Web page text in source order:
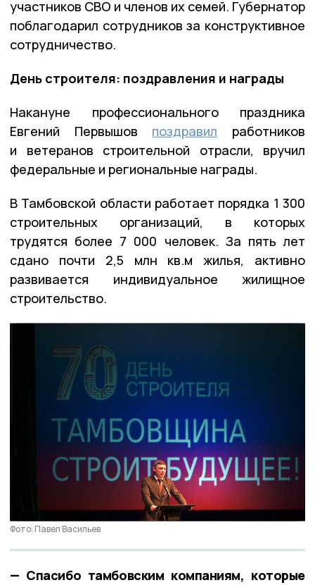
участников СВО и членов их семей. Губернатор
поблагодарил сотрудников за конструктивное
сотрудничество.
День строителя: поздравления и награды
Накануне профессионального праздника
Евгений Первышов поздравил работников
и ветеранов строительной отрасли, вручил
федеральные и региональные награды.
В Тамбовской области работает порядка 1 300
строительных организаций, в которых
трудятся более 7 000 человек. За пять лет
сдано почти 2,5 млн кв.м жилья, активно
развивается индивидуальное жилищное
строительство.
Фото: Павел Васильев
— Спасибо тамбовским компаниям, которые